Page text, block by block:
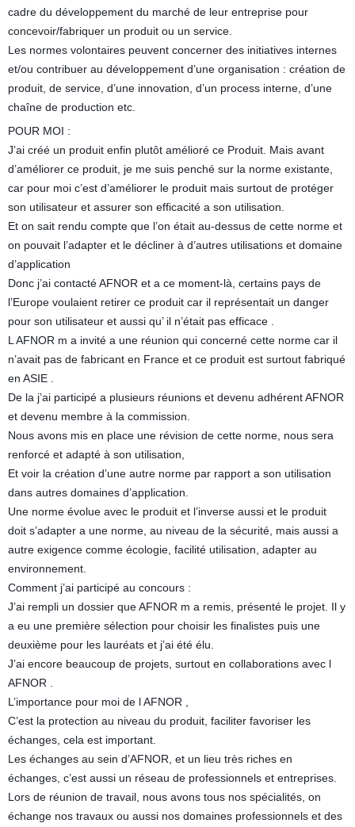
cadre du développement du marché de leur entreprise pour
concevoir/fabriquer un produit ou un service.
Les normes volontaires peuvent concerner des initiatives internes
et/ou contribuer au développement d’une organisation : création de
produit, de service, d’une innovation, d’un process interne, d’une
chaîne de production etc.
POUR MOI :
J’ai créé un produit enfin plutôt amélioré ce Produit. Mais avant
d’améliorer ce produit, je me suis penché sur la norme existante,
car pour moi c’est d’améliorer le produit mais surtout de protéger
son utilisateur et assurer son efficacité a son utilisation.
Et on sait rendu compte que l’on était au-dessus de cette norme et
on pouvait l’adapter et le décliner à d’autres utilisations et domaine
d’application
Donc j’ai contacté AFNOR et a ce moment-là, certains pays de
l’Europe voulaient retirer ce produit car il représentait un danger
pour son utilisateur et aussi qu’ il n’était pas efficace .
L AFNOR m a invité a une réunion qui concerné cette norme car il
n’avait pas de fabricant en France et ce produit est surtout fabriqué
en ASIE .
De la j’ai participé a plusieurs réunions et devenu adhérent AFNOR
et devenu membre à la commission.
Nous avons mis en place une révision de cette norme, nous sera
renforcé et adapté à son utilisation,
Et voir la création d’une autre norme par rapport a son utilisation
dans autres domaines d’application.
Une norme évolue avec le produit et l’inverse aussi et le produit
doit s’adapter a une norme, au niveau de la sécurité, mais aussi a
autre exigence comme écologie, facilité utilisation, adapter au
environnement.
Comment j’ai participé au concours :
J’ai rempli un dossier que AFNOR m a remis, présenté le projet. Il y
a eu une première sélection pour choisir les finalistes puis une
deuxième pour les lauréats et j’ai été élu.
J’ai encore beaucoup de projets, surtout en collaborations avec l
AFNOR .
L’importance pour moi de l AFNOR ,
C’est la protection au niveau du produit, faciliter favoriser les
échanges, cela est important.
Les échanges au sein d’AFNOR, et un lieu très riches en
échanges, c’est aussi un réseau de professionnels et entreprises.
Lors de réunion de travail, nous avons tous nos spécialités, on
échange nos travaux ou aussi nos domaines professionnels et des